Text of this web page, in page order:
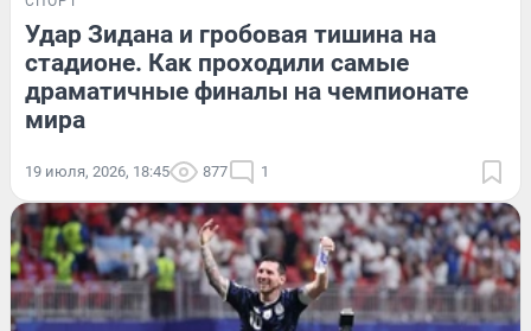
Удар Зидана и гробовая тишина на
стадионе. Как проходили самые
драматичные финалы на чемпионате
мира
19 июля, 2026, 18:45 877 1